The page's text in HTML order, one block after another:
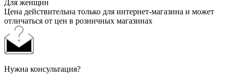
Для женщин
Цена действительна только для интернет-магазина и может
отличаться от цен в розничных магазинах
Нужна консультация?